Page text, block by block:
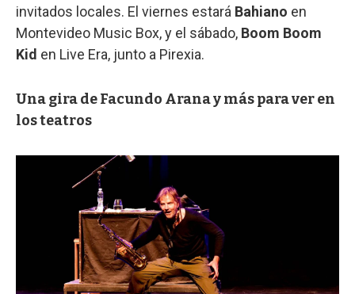
invitados locales. El viernes estará Bahiano en
Montevideo Music Box, y el sábado, Boom Boom
Kid en Live Era, junto a Pirexia.
Una gira de Facundo Arana y más para ver en
los teatros